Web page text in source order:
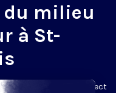
du milieu
à St-
KTO diffuse en direct